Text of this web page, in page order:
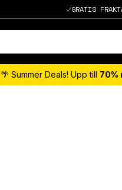
GRATIS
🌴 Summer Deals! Upp till 70%